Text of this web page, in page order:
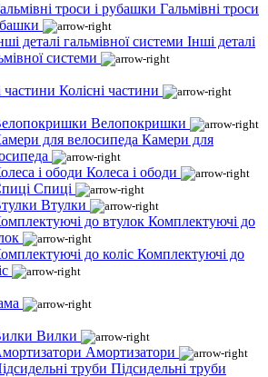
Гальмівні троси
Інші деталі
системи
Колісні частини
Велопокришки
Камери для
Колеса і ободи
Спиці
Втулки
Комплектуючі до
Комплектуючі до
Вилки
Амортизатори
Підсидельні труби